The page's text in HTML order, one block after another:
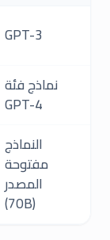
GPT-3
نماذج فئة
GPT-4
النماذج
مفتوحة
المصدر
(70B)